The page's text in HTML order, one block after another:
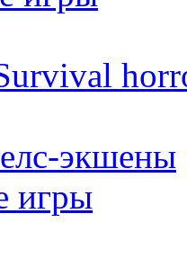
экшены
игры